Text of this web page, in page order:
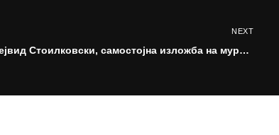
NEXT
Дејвид Стоилковски, самостојна изложба на мурали Акрилен Јубилеј